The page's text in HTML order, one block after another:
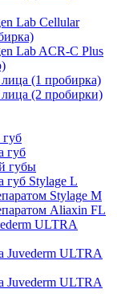
Lab Cellular
Lab ACR-C Plus
(1 пробирка)
(2 пробирки)
губ
губы
губ Stylage L
Stylage M
Aliaxin FL
ULTRA
Juvederm ULTRA
Juvederm ULTRA